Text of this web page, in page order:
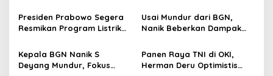
p
o
s
Subsidi Bisa Turun
Presiden Prabowo Segera
Resmikan Program Listrik
Akses Energi Terus
Diperluas
Usai Mundur dari BGN,
Nanik Beberkan Dampak
Bergizi Gratis bagi Anak
dan Petani
Kepala BGN Nanik S
Deyang Mundur, Fokus
Panen Raya TNI di OKI,
Herman Deru Optimistis